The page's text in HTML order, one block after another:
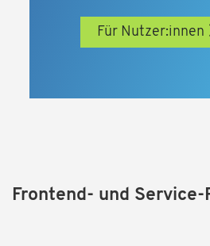
Für Nutzer:innen
Frontend- und